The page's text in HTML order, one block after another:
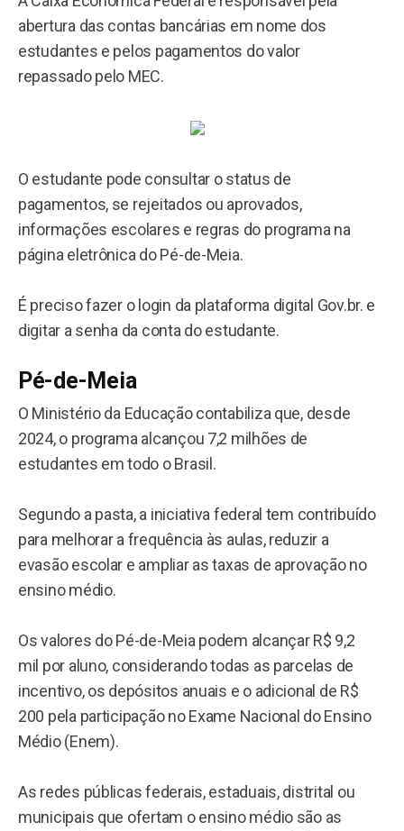
abertura das contas bancárias em nome dos
estudantes e pelos pagamentos do valor
repassado pelo MEC.
O estudante pode consultar o status de
pagamentos, se rejeitados ou aprovados,
informações escolares e regras do programa na
página eletrônica do Pé-de-Meia.
É preciso fazer o login da plataforma digital Gov.br. e
digitar a senha da conta do estudante.
Pé-de-Meia
O Ministério da Educação contabiliza que, desde
2024, o programa alcançou 7,2 milhões de
estudantes em todo o Brasil.
Segundo a pasta, a iniciativa federal tem contribuído
para melhorar a frequência às aulas, reduzir a
evasão escolar e ampliar as taxas de aprovação no
ensino médio.
Os valores do Pé-de-Meia podem alcançar R$ 9,2
mil por aluno, considerando todas as parcelas de
incentivo, os depósitos anuais e o adicional de R$
200 pela participação no Exame Nacional do Ensino
Médio (Enem).
As redes públicas federais, estaduais, distrital ou
municipais que ofertam o ensino médio são as